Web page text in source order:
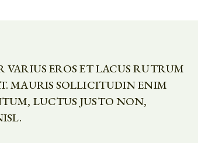
VARIUS EROS ET LACUS RUTRUM
MAURIS SOLLICITUDIN ENIM
LUCTUS JUSTO NON,